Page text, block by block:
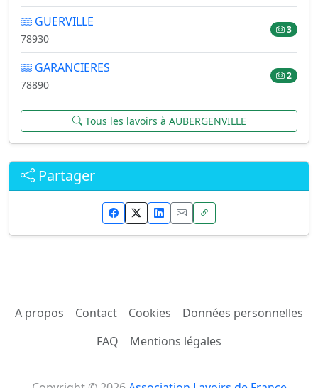
GUERVILLE
78930
3
GARANCIERES
78890
2
Tous les lavoirs à AUBERGENVILLE
Partager
A propos Contact Cookies
Données personnelles
FAQ
Mentions légales